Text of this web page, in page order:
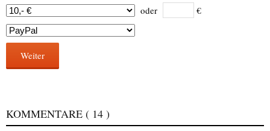
oder €
Weiter
KOMMENTARE ( 14 )